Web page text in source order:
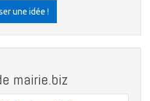
une idée !
mairie.biz